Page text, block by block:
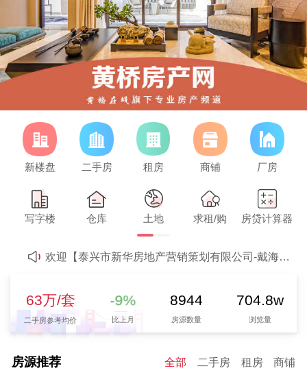
新楼盘 二手房 租房 商铺 厂房
写字楼 仓库 土地 求租/购 房贷计算器
【马女士】发布了【租房子】的求租信息
欢迎【永禾房产-王爱群】强势入驻
欢迎【舒心房产-冯永生】强势入驻
欢迎【泰兴市新华房地产营销策划有限公司-戴海霞】强势入驻
欢迎【聚兴房产中介-朱婷婷】强势入驻
【殷晓燕】发布了【出售名仕华府三室两厅两卫精装拎包入住】的二手房信息
63万/套
0元/m
63万/套
二手房参考均价
新房参考均价
-9%
0%
比上月
8944
房源数量
704.8w
浏览量
房源推荐 全部 二手房 租房 商铺